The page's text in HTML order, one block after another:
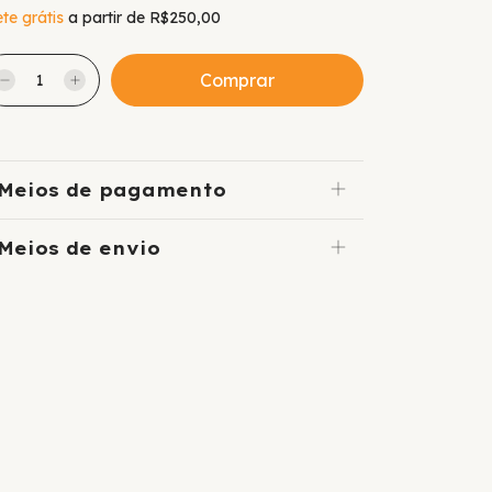
grátis a partir de R$250,00
de pagamento
de envio